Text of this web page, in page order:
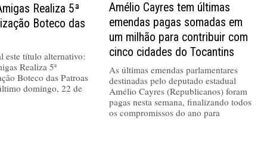
Realiza 5ª
Boteco das
este título alternativo:
Realiza 5ª
Boteco das Patroas
domingo, 22 de
Amélio Cayres tem últimas
emendas pagas somadas em
um milhão para contribuir com
cinco cidades do Tocantins
As últimas emendas parlamentares
destinadas pelo deputado estadual
Amélio Cayres (Republicanos) foram
pagas nesta semana, finalizando todos
os compromissos do ano para